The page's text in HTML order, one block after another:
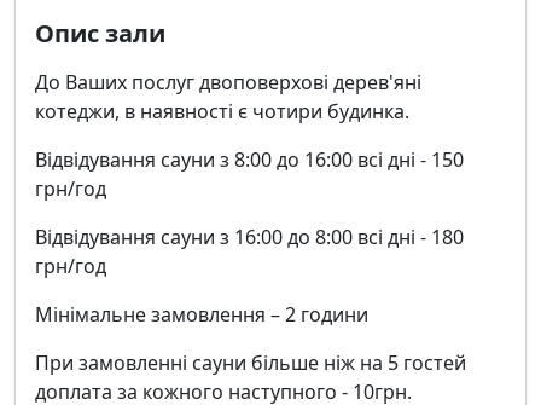
Опис зали
До Ваших послуг двоповерхові дерев'яні
котеджи, в наявності є чотири будинка.
Відвідування сауни з 8:00 до 16:00 всі дні - 150
грн/год
Відвідування сауни з 16:00 до 8:00 всі дні - 180
грн/год
Мінімальне замовлення – 2 години
При замовленні сауни більше ніж на 5 гостей
доплата за кожного наступного - 10грн.